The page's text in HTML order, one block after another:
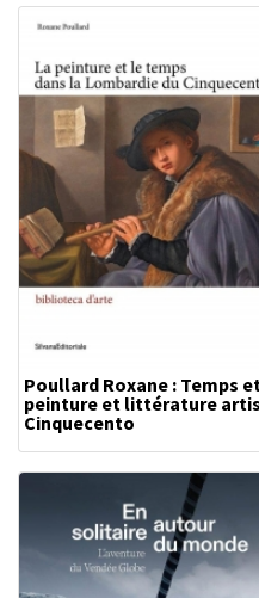
Poullard Roxane : Temps
peinture et littérature
Cinquecento